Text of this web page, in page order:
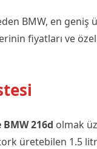
BMW, en
fiyatları ve
BMW 216d olmak
üretebilen 1.5